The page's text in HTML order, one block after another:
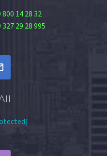
800 14 28 32
327 29 28 995